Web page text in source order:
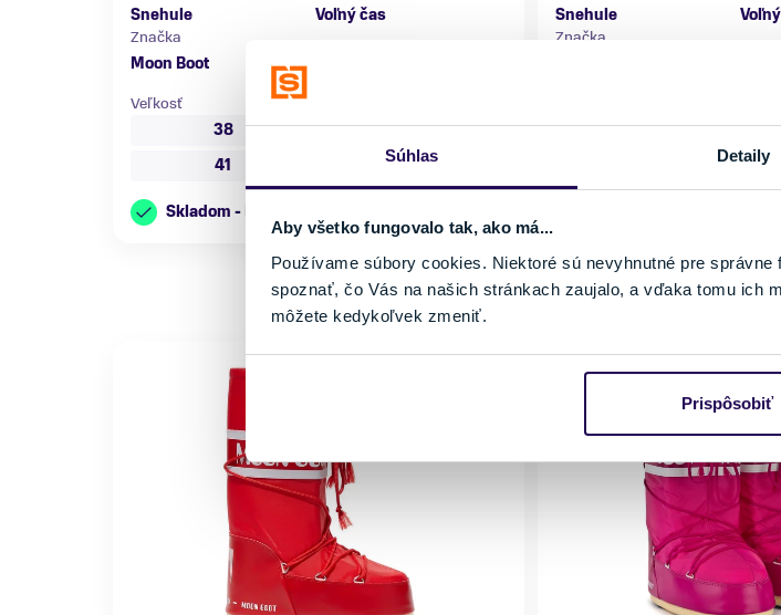
Súhlas Detaily
Aby všetko fungovalo tak, ako má...
Používame súbory cookies. Niektoré sú nevyhnutné pre
spoznať, čo Vás na našich stránkach zaujalo, a vďaka tomu ich
môžete kedykoľvek zmeniť.
Prispôsobiť
Snehule
Voľný čas
Značka
Moon Boot
Veľkosť
38
40
41
Skladom - Ihneď k odberu
Snehule
Značka